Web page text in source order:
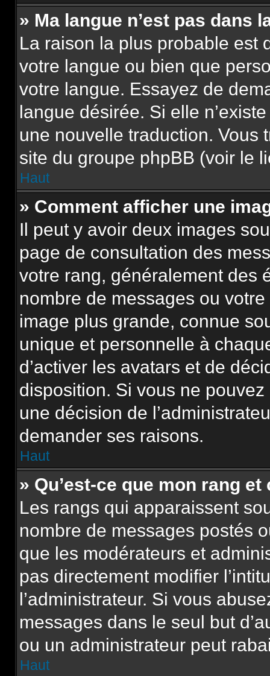
» Ma langue n’est pas dans
La raison la plus probable est
votre langue ou bien que
votre langue. Essayez de
langue désirée. Si elle
une nouvelle traduction. Vous
site du groupe phpBB (voir le
Haut
» Comment afficher une
Il peut y avoir deux images
page de consultation des
votre rang, généralement des
nombre de messages ou
image plus grande, connue
unique et personnelle à
d’activer les avatars et de
disposition. Si vous ne pouvez
une décision de
demander ses raisons.
Haut
» Qu’est-ce que mon rang
Les rangs qui apparaissent
nombre de messages postés
que les modérateurs et
pas directement modifier
l’administrateur. Si vous
messages dans le seul but
ou un administrateur peut
Haut